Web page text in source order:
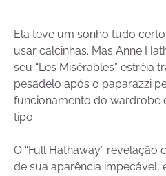
Ela teve um sonho tudo
usar calcinhas. Mas Anne
seu “Les Misérables” estréia
pesadelo após o paparazzi
funcionamento do wardrobe
tipo.
O “Full Hathaway”
de sua aparência impecável,